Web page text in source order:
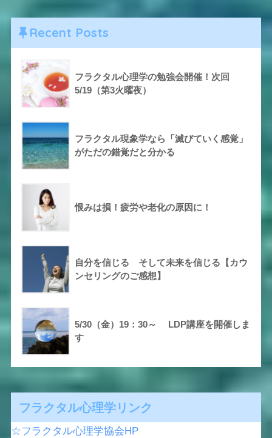
Recent Posts
フラクタル心理学の勉強会開催！次回
5/19（第3火曜夜）
フラクタル現象学なら「滅びていく感覚」
がただの錯覚だと分かる
恨みは損！疲労や老化の原因に！
自分を信じる そして未来を信じる【カウ
ンセリングのご感想】
5/30（金）19：30～ LDP講座を開催しま
す
フラクタル心理学リンク
☆フラクタル心理学協会HP